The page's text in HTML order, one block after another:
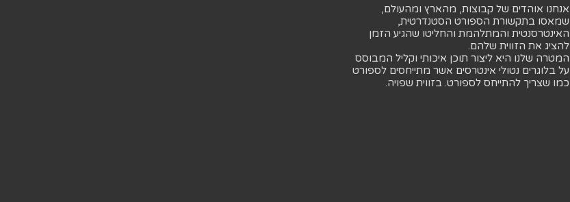
אנחנו אוהדים של קבוצות, מהארץ ומהעולם,
שמאסו בתקשורת הספורט הסטנדרטית,
האינטרסנטית והמתלהמת והחליטו שהגיע הזמן
להציג את הזווית שלהם.
המטרה שלנו היא ליצור תוכן איכותי וקליל המבוסס
על בלוגרים נטולי אינטרסים אשר מתייחסים לספורט
כמו שצריך להתייחס לספורט. בזווית שפויה.